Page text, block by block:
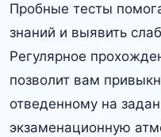
Пробные тесты
знаний и выявить
Регулярное
позволит вам
отведенному на
экзаменационную